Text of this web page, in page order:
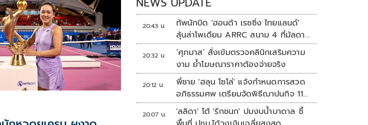
20:43 น.
ทัพนักบิด 'ฮอนด้า เรซซิ่ง ไทยแลนด์'
ลุ้นล่าโพเดียม ARRC สนาม 4 ที่มัลดาลิ
กา
20:32 น.
‘ศุภมาส’ สั่งเข้มตรวจคลินิกเสริมความ
งาม ย้ำโฆษณาราคาต้องจ่ายจริง
20:12 น.
พี่ชาย 'ฮลุน โซโล่' แจ้งกำหนดการสวด
อภิธรรมศพ เตรียมจัดพิธีฌาปนกิจ 11
ส.ค.
20:07 น.
'ลลิดา' โต้ 'รักชนก' ปมงบน้ำบาดาล ชี้